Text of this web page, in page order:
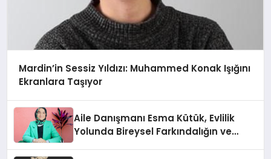
Mardin’in Sessiz Yıldızı: Muhammed Konak Işığını
Ekranlara Taşıyor
Aile Danışmanı Esma Kütük, Evlilik
Yolunda Bireysel Farkındalığın ve